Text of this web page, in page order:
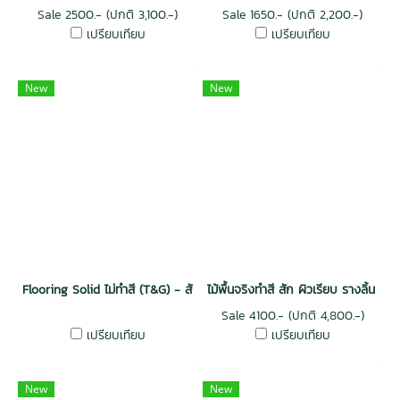
Sale 2500.- (ปกติ 3,100.-)
เปรียบเทียบ
Sale 1650.- (ปกติ 2,200.-)
เปรียบเทียบ
New
Flooring Solid ไม่ทำสี (T&G) - สัก
เปรียบเทียบ
New
ไม้พื้นจริงทำสี สัก ผิวเรียบ รางลิ้น สีธ
Sale 4100.- (ปกติ 4,800.-)
เปรียบเทียบ
New New